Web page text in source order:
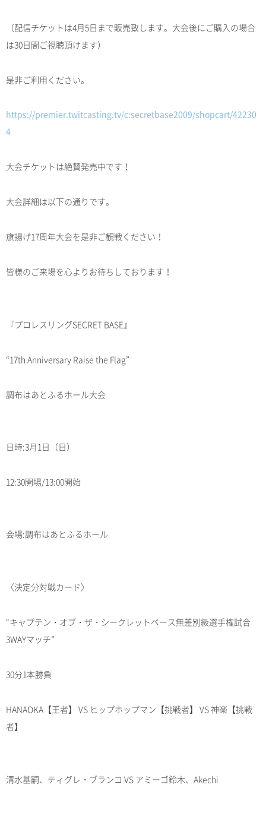
（配信チケットは4月5日まで販売致します。大会後にご購入の場合
は30日間ご視聴頂けます）
是非ご利用ください。
https://premier.twitcasting.tv/c:secretbase2009/shopcart/42230
4
大会チケットは絶賛発売中です！
大会詳細は以下の通りです。
旗揚げ17周年大会を是非ご観戦ください！
皆様のご来場を心よりお待ちしております！
『プロレスリングSECRET BASE』
“17th Anniversary Raise the Flag”
調布はあとふるホール大会
日時:3月1日（日）
12:30開場/13:00開始
会場:調布はあとふるホール
〈決定分対戦カード〉
“キャプテン・オブ・ザ・シークレットベース無差別級選手権試合
3WAYマッチ”
30分1本勝負
HANAOKA【王者】 VS ヒップホップマン【挑戦者】 VS 神楽【挑戦
者】
清水基嗣、ティグレ・ブランコ VS アミーゴ鈴木、Akechi